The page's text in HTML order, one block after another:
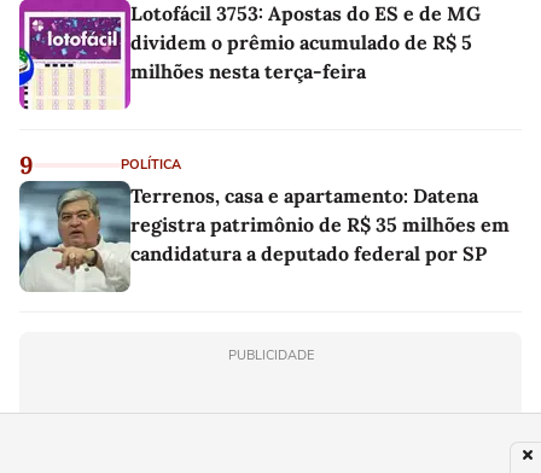
Lotofácil 3753: Apostas do ES e de MG
dividem o prêmio acumulado de R$ 5
milhões nesta terça-feira
9 POLÍTICA
Terrenos, casa e apartamento: Datena
registra patrimônio de R$ 35 milhões em
candidatura a deputado federal por SP
PUBLICIDADE